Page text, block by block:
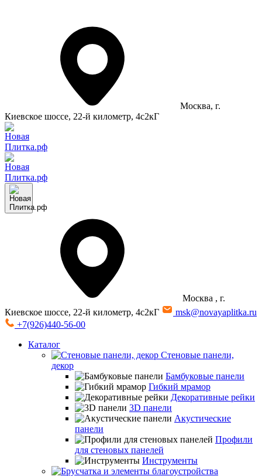
Москва, г.
Киевское шоссе, 22-й километр, 4с2кГ
Москва , г.
Киевское шоссе, 22-й километр, 4с2кГ
msk@novayaplitka.ru
+7(926)440-56-00
Каталог
Стеновые панели,
декор
Бамбуковые панели
Гибкий мрамор
Декоративные рейки
3D панели
Акустические
панели
Профили
для стеновых панелей
Инструменты